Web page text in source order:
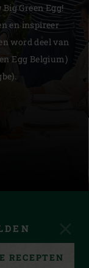
Green Egg!
en inspireer
word deel van
Egg Belgium)
RECEPTEN